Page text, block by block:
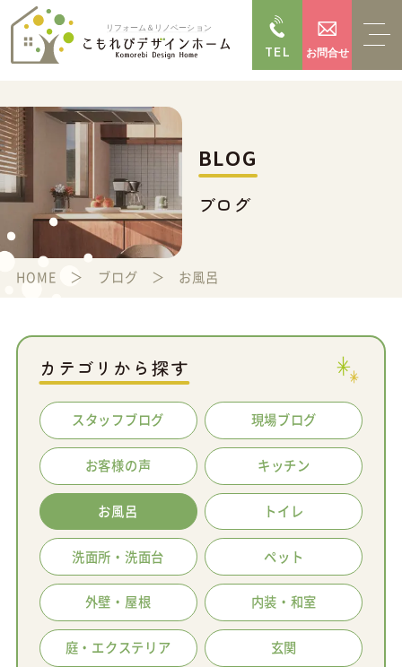
TEL お問合せ
BLOG
ブログ
HOME ブログ お風呂
カテゴリから探す
スタッフブログ 現場ブログ
お客様の声 キッチン
お風呂 トイレ
洗面所・洗面台 ペット
外壁・屋根 内装・和室
庭・エクステリア 玄関